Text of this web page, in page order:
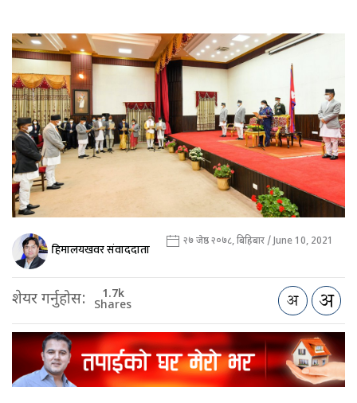
हिमालयखवर संवाददाता २७ जेष्ठ २०७८, बिहिबार / June 10, 2021
शेयर गर्नुहोस: 1.7k
Shares